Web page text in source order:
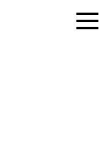
zur